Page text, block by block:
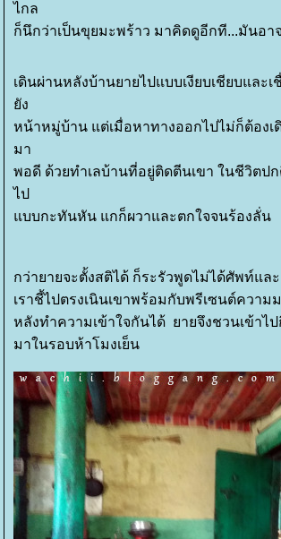
ไกล
ก็นึกว่าเป็นขุยมะพร้าว มาคิดดูอีกที...มันอา
เดินผ่านหลังบ้านยายไปแบบเงียบเชียบแล
ัง
หน้าหมู่บ้าน แต่เมื่อหาทางออกไปไม่ก็ต้อง
มา
พอดี ด้วยทำเลบ้านที่อยู่ติดตีนเขา ในชีวิตป
ไป
บบกะทันหัน แกก็ผวาและตกใจจนร้องลั่น
กว่ายายจะตั้งสติได้ ก็ระรัวพูดไม่ได้ศัพท์แล
เราชี้ไปตรงเนินเขาพร้อมกับพรีเซนต์ควา
หลังทำความเข้าใจกันได้ ายจึงชวนเข้าไ
มาในรอบห้าโมงเย็น